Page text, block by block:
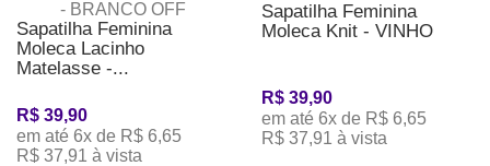
Sapatilha Feminina
Moleca Lacinho
Matelasse -...
R$ 39,90
em até 6x de R$ 6,65
R$ 37,91 à vista
Sapatilha Feminina
Moleca Knit - VINHO
R$ 39,90
em até 6x de R$ 6,65
R$ 37,91 à vista